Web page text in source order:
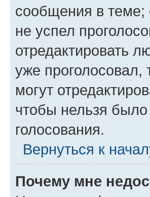
сообщения в теме;
не успел
отредактировать
уже проголосовал,
могут
чтобы нельзя
голосования.
Вернуться к
Почему мне